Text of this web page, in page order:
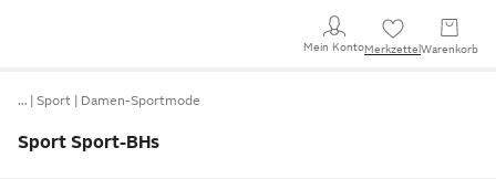
Mein KontoMerkzettel Warenkorb
… Sport Damen-Sportmode
Sport Sport-BHs